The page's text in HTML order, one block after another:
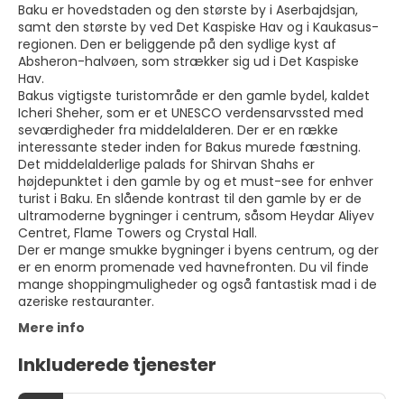
Baku er hovedstaden og den største by i Aserbajdsjan,
samt den største by ved Det Kaspiske Hav og i Kaukasus-
regionen. Den er beliggende på den sydlige kyst af
Absheron-halvøen, som strækker sig ud i Det Kaspiske
Hav.
Bakus vigtigste turistområde er den gamle bydel, kaldet
Icheri Sheher, som er et UNESCO verdensarvssted med
seværdigheder fra middelalderen. Der er en række
interessante steder inden for Bakus murede fæstning.
Det middelalderlige palads for Shirvan Shahs er
højdepunktet i den gamle by og et must-see for enhver
turist i Baku. En slående kontrast til den gamle by er de
ultramoderne bygninger i centrum, såsom Heydar Aliyev
Centret, Flame Towers og Crystal Hall.
Der er mange smukke bygninger i byens centrum, og der
er en enorm promenade ved havnefronten. Du vil finde
mange shoppingmuligheder og også fantastisk mad i de
azeriske restauranter.
Mere info
Inkluderede tjenester